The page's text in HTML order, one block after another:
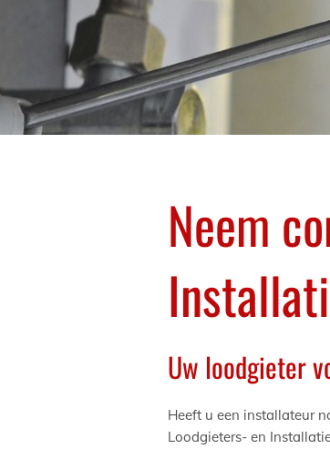
Neem
Uw loodgieter
Heeft u een installateur
Loodgieters- en